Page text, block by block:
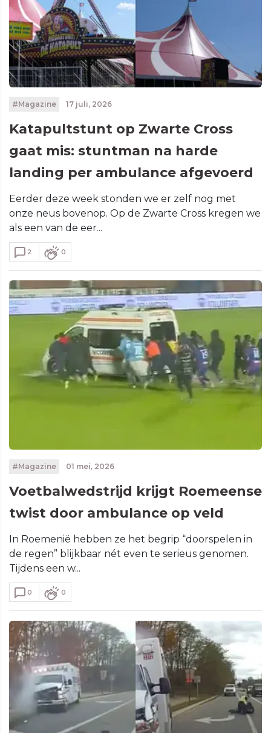
#Magazine 17 juli, 2026
Katapultstunt op Zwarte Cross
gaat mis: stuntman na harde
landing per ambulance afgevoerd
Eerder deze week stonden we er zelf nog met
onze neus bovenop. Op de Zwarte Cross kregen we
als een van de eer...
2 0
#Magazine 01 mei, 2026
Voetbalwedstrijd krijgt Roemeense
twist door ambulance op veld
In Roemenië hebben ze het begrip “doorspelen in
de regen” blijkbaar nét even te serieus genomen.
Tijdens een w...
0 0